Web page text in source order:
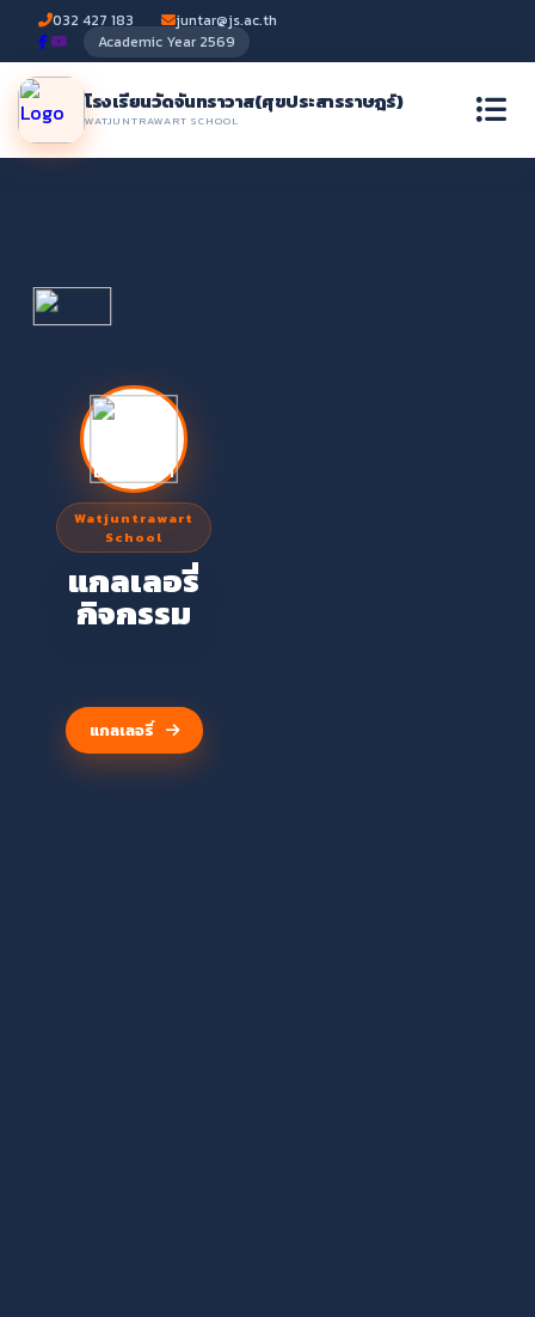
032 427 183
juntar@js.ac.th
Academic Year 2569
โรงเรียนวัดจันทราวาส(ศุขประสารราษฎร์)
WATJUNTRAWART SCHOOL
Watjuntrawart
School
แกลเลอรี่
กิจกรรม
แกลเลอรี่
Watjuntrawart School
โรงเรียนวัดจันทรา
วาส
(ศุขประสารราษฎร์)